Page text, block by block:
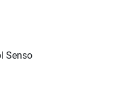
Senso